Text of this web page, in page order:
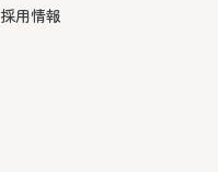
採用情報